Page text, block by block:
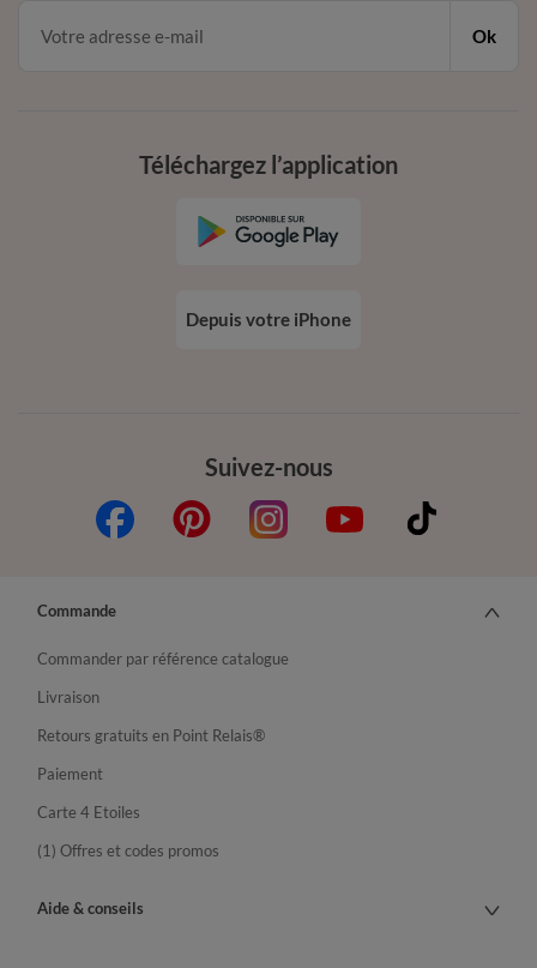
Ok
Suivez-nous
Téléchargez l’application
Depuis votre iPhone
Commande
Commander par référence catalogue
Livraison
Retours gratuits en Point Relais®
Paiement
Carte 4 Etoiles
(1) Offres et codes promos
Aide & conseils